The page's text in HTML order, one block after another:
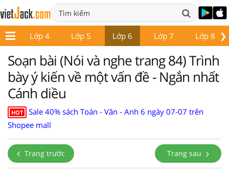
❯
3 Lớp 4 Lớp 5 Lớp 6 Lớp 7 Lớp 8
Soạn bài (Nói và nghe trang 84) Trình
bày ý kiến về một vấn đề - Ngắn nhất
Cánh diều
HOT
Sale 40% sách Toán - Văn - Anh 6 ngày 07-07 trên
Shopee mall
Trang trước Trang sau